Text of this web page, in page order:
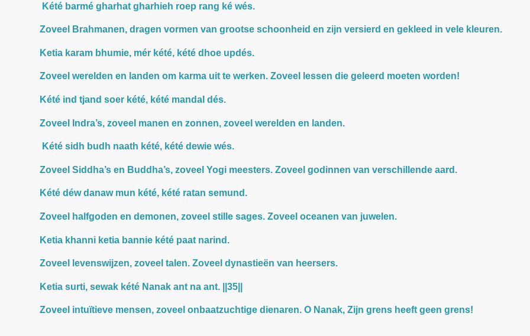
Kété barmé gharhat gharhieh roep rang ké wés.
Zoveel Brahmanen, dragen vormen van grootse schoonheid en zijn versierd en gekleed in vele kleuren.
Ketia karam bhumie, mér kété, kété dhoe updés.
Zoveel werelden en landen om karma uit te werken. Zoveel lessen die geleerd moeten worden!
Kété ind tjand soer kété, kété mandal dés.
Zoveel Indra’s, zoveel manen en zonnen, zoveel werelden en landen.
Kété sidh budh naath kété, kété dewie wés.
Zoveel Siddha’s en Buddha’s, zoveel Yogi meesters. Zoveel godinnen van verschillende aard.
Kété déw danaw mun kété, kété ratan semund.
Zoveel halfgoden en demonen, zoveel stille sages. Zoveel oceanen van juwelen.
Ketia khanni ketia bannie kété paat narind.
Zoveel levenswijzen, zoveel talen. Zoveel dynastieën van heersers.
Ketia surti, sewak kété Nanak ant na ant. ||35||
Zoveel intuïtieve mensen, zoveel onbaatzuchtige dienaren. O Nanak, Zijn grens heeft geen grens!